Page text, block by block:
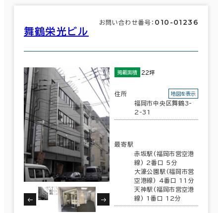
舞鶴栄光ビル
お問い合わせ番号： 010-01236
掲載面積 22坪
住所
福岡市中央区舞鶴3-
2-31
地図を表示
最寄駅
赤坂駅(福岡市営空港
線) 2番口 5分
大濠公園駅(福岡市営
空港線) 4番口 11分
天神駅(福岡市営空港
線) 1番口 12分